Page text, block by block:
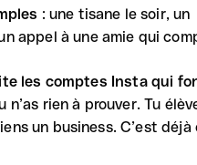
: une tisane le soir, un
appel à une amie qui
les comptes Insta qui
n’as rien à prouver. Tu
un business. C’est déjà